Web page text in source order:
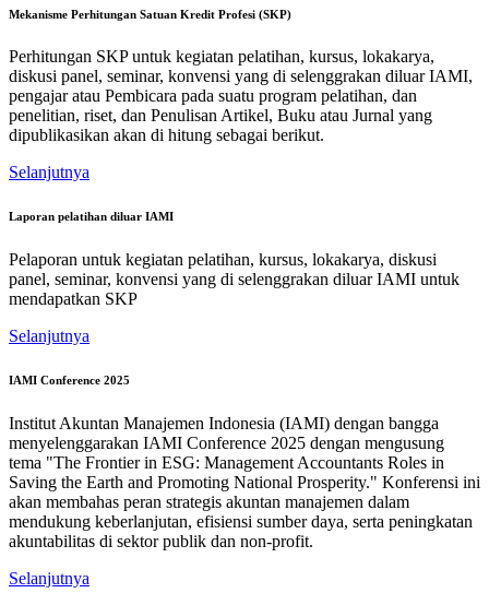
Mekanisme Perhitungan Satuan Kredit Profesi (SKP)
Perhitungan SKP untuk kegiatan pelatihan, kursus, lokakarya,
diskusi panel, seminar, konvensi yang di selenggrakan diluar IAMI,
pengajar atau Pembicara pada suatu program pelatihan, dan
penelitian, riset, dan Penulisan Artikel, Buku atau Jurnal yang
dipublikasikan akan di hitung sebagai berikut.
Selanjutnya
Laporan pelatihan diluar IAMI
Pelaporan untuk kegiatan pelatihan, kursus, lokakarya, diskusi
panel, seminar, konvensi yang di selenggrakan diluar IAMI untuk
mendapatkan SKP
Selanjutnya
IAMI Conference 2025
Institut Akuntan Manajemen Indonesia (IAMI) dengan bangga
menyelenggarakan IAMI Conference 2025 dengan mengusung
tema "The Frontier in ESG: Management Accountants Roles in
Saving the Earth and Promoting National Prosperity." Konferensi ini
akan membahas peran strategis akuntan manajemen dalam
mendukung keberlanjutan, efisiensi sumber daya, serta peningkatan
akuntabilitas di sektor publik dan non-profit.
Selanjutnya